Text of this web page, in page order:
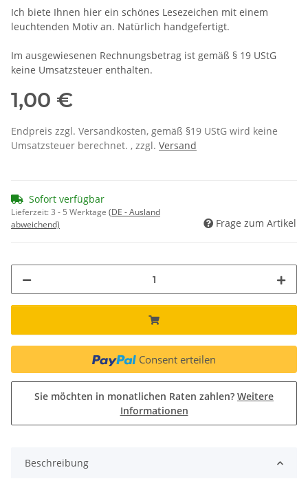
Ich biete Ihnen hier ein schönes Lesezeichen mit einem
leuchtenden Motiv an. Natürlich handgefertigt.
Im ausgewiesenen Rechnungsbetrag ist gemäß § 19 UStG
keine Umsatzsteuer enthalten.
1,00 €
Endpreis zzgl. Versandkosten, gemäß §19 UStG wird keine
Umsatzsteuer berechnet. , zzgl. Versand
Sofort verfügbar
Lieferzeit:3 - 5 Werktage (DE - Ausland
abweichend)
Frage zum Artikel
Consent erteilen
Sie möchten in monatlichen Raten zahlen? Weitere
Informationen
Beschreibung